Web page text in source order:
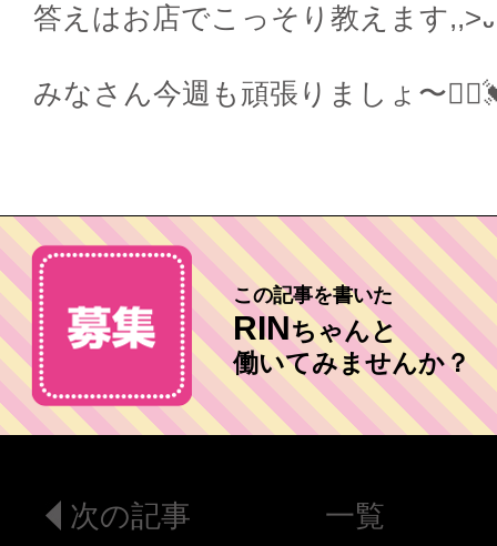
答えはお店でこっそり教えます
みなさん今週も頑張りましょ〜
この記事を書いた
RINちゃんと
働いてみませんか？
次の記事 一覧